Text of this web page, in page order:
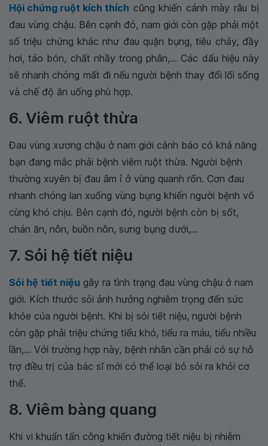
Hội chứng ruột kích thích cũng khiến cánh mày râu bị
đau vùng chậu. Bên cạnh đó, nam giới còn gặp phải một
số triệu chứng khác như đau quặn bụng, tiêu chảy, đầy
hơi, táo bón, chất nhầy trong phân,... Các dấu hiệu này
sẽ nhanh chóng mất đi nếu người bệnh thay đổi lối sống
và chế độ ăn uống phù hợp.
6. Viêm ruột thừa
Đau vùng xương chậu ở nam giới cảnh báo có khả năng
bạn đang mắc phải bệnh viêm ruột thừa. Người bệnh
thường xuyên bị đau âm ỉ ở vùng quanh rốn. Cơn đau
nhanh chóng lan xuống vùng bụng khiến người bệnh vô
cùng khó chịu. Bên cạnh đó, người bệnh còn bị sốt,
chán ăn, nôn, buồn nôn, sưng bụng dưới,...
7. Sỏi hệ tiết niệu
Sỏi hệ tiết niệu gây ra tình trạng đau vùng chậu ở nam
giới. Kích thước sỏi ảnh hưởng nghiêm trọng đến sức
khỏe của người bệnh. Khi bị sỏi tiết niệu, người bệnh
còn gặp phải triệu chứng tiểu khó, tiểu ra máu, tiểu nhiều
lần,... Với trường hợp này, bệnh nhân cần phải có sự hỗ
trợ điều trị của bác sĩ mới có thể loại bỏ sỏi ra khỏi cơ
thể.
8. Viêm bàng quang
Khi vi khuẩn tấn công khiến đường tiết niệu bị nhiễm